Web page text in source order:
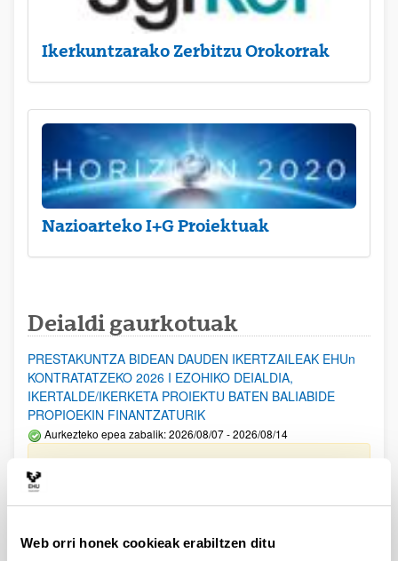
Web orri honek cookieak erabiltzen ditu
Ikerkuntzarako Zerbitzu Orokorrak
Nazioarteko I+G Proiektuak
Deialdi gaurkotuak
PRESTAKUNTZA BIDEAN DAUDEN IKERTZAILEAK EHUn
KONTRATATZEKO 2026 I EZOHIKO DEIALDIA,
IKERTALDE/IKERKETA PROIEKTU BATEN BALIABIDE
PROPIOEKIN FINANTZATURIK
Aurkezteko epea zabalik: 2026/08/07 - 2026/08/14
ESKAERAK AURKEZTEKO EPEA 2026-08-14 ARTE ZABALIK.
UPV/EHUn Azpiegitura Zientifikoa eta Funts Bibliografikoak
Izapide irekia